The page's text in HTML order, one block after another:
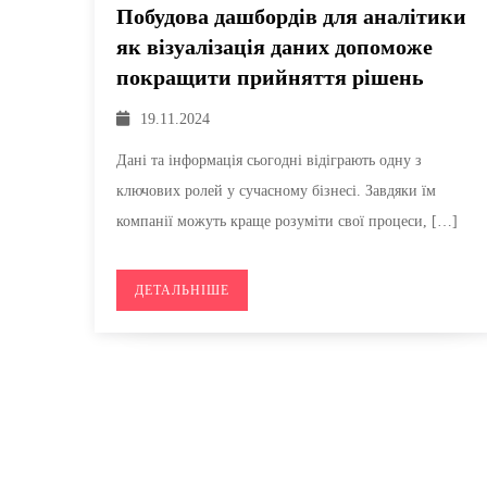
Побудова дашбордів для аналітики
як візуалізація даних допоможе
покращити прийняття рішень
19.11.2024
Дані та інформація сьогодні відіграють одну з
ключових ролей у сучасному бізнесі. Завдяки їм
компанії можуть краще розуміти свої процеси, […]
ДЕТАЛЬНІШЕ